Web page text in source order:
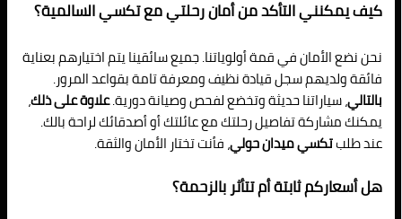
كيف يمكنني التأكد من أمان رحلتي مع تكسي السالمية؟
نحن نضع الأمان في قمة أولوياتنا. جميع سائقينا يتم اختيارهم بعناية
فائقة ولديهم سجل قيادة نظيف ومعرفة تامة بقواعد المرور.
بالتالي، سياراتنا حديثة وتخضع لفحص وصيانة دورية.علاوة على ذلك،
يمكنك مشاركة تفاصيل رحلتك مع عائلتك أو أصدقائك لراحة بالك.
عند طلبتكسي ميدان حولي، فأنت تختار الأمان والثقة.
هل أسعاركم ثابتة أم تتأثر بالزحمة؟